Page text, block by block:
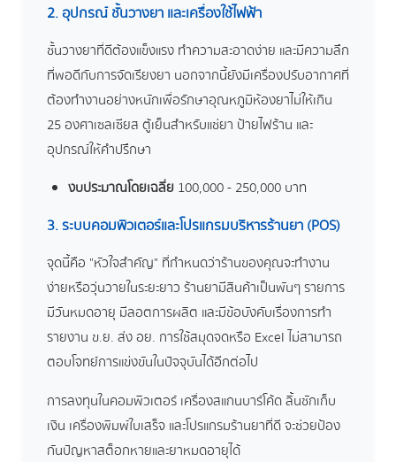
2. อุปกรณ์ ชั้นวางยา และเครื่องใช้ไฟฟ้า
ชั้นวางยาที่ดีต้องแข็งแรง ทำความสะอาดง่าย และมีความลึก
ที่พอดีกับการจัดเรียงยา นอกจากนี้ยังมีเครื่องปรับอากาศที่
ต้องทำงานอย่างหนักเพื่อรักษาอุณหภูมิห้องยาไม่ให้เกิน
25 องศาเซลเซียส ตู้เย็นสำหรับแช่ยา ป้ายไฟร้าน และ
อุปกรณ์ให้คำปรึกษา
งบประมาณโดยเฉลี่ย100,000 - 250,000 บาท
3. ระบบคอมพิวเตอร์และโปรแกรมบริหารร้านยา (POS)
จุดนี้คือ "หัวใจสำคัญ" ที่กำหนดว่าร้านของคุณจะทำงาน
ง่ายหรือวุ่นวายในระยะยาว ร้านยามีสินค้าเป็นพันๆ รายการ
มีวันหมดอายุ มีลอตการผลิต และมีข้อบังคับเรื่องการทำ
รายงาน ข.ย. ส่ง อย. การใช้สมุดจดหรือ Excel ไม่สามารถ
ตอบโจทย์การแข่งขันในปัจจุบันได้อีกต่อไป
การลงทุนในคอมพิวเตอร์ เครื่องสแกนบาร์โค้ด ลิ้นชักเก็บ
เงิน เครื่องพิมพ์ใบเสร็จ และโปรแกรมร้านยาที่ดี จะช่วยป้อง
กันปัญหาสต็อกหายและยาหมดอายุได้